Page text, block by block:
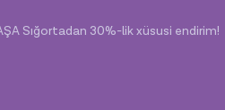
Sığortadan 30%-lik xüsusi endirim!